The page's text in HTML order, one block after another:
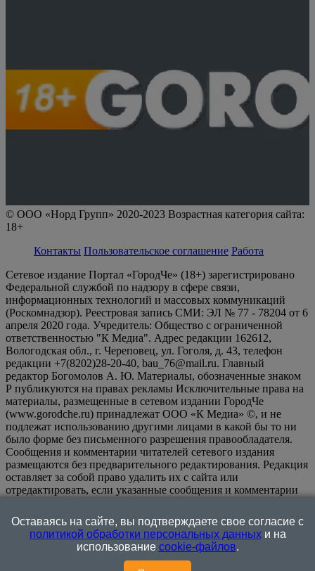
© ООО «Норд Групп» 2020-2023 Возрастная категория сайта:
18+
Контакты Пользовательское соглашение Работа
Сетевое издание Портал «ГородЧе» (18+) зарегистрировано
Федеральной службой по надзору в сфере связи,
информационных технологий и массовых коммуникаций
(Роскомнадзор). Реестровая запись СМИ: ЭЛ № 77 - 78204 от 6
апреля 2020 года. Учредитель: Общество с ограниченной
ответственностью "К Медиа". Адрес редакции 162612,
Вологодская обл., г. Череповец, ул. Гоголя, д. 43, телефон
редакции +7(8202)28-20-40, bau_76@mail.ru. Главный
редактор Богомолов А. Ю. Материалы, обозначенные знаком
Р публикуются на правах рекламы Исключительные права на
материалы, размещенные в сетевом издании ГородЧе
(www.gorodche.ru) принадлежат ООО «К Медиа» ©, и не
подлежат использованию другими лицами в какой бы то ни
было форме без письменного разрешения правообладателя.
Сообщения и комментарии читателей сетевого издания
размещаются без предварительного редактирования. Редакция
оставляет за собой право удалить их с сайта или
отредактировать, если указанные сообщения и комментарии
или нарушением иных требований закона.
информационном ресурсе применяются рекомендательные
технологии (информационные технологии предоставления
информации на основе сбора, систематизации и анализа
сведений, относящихся к предпочтениям пользователей сети
Оставаясь на сайте, вы подтверждаете свое согласие с
политикой обработки персональных данныхи на
использование cookie-файлов.